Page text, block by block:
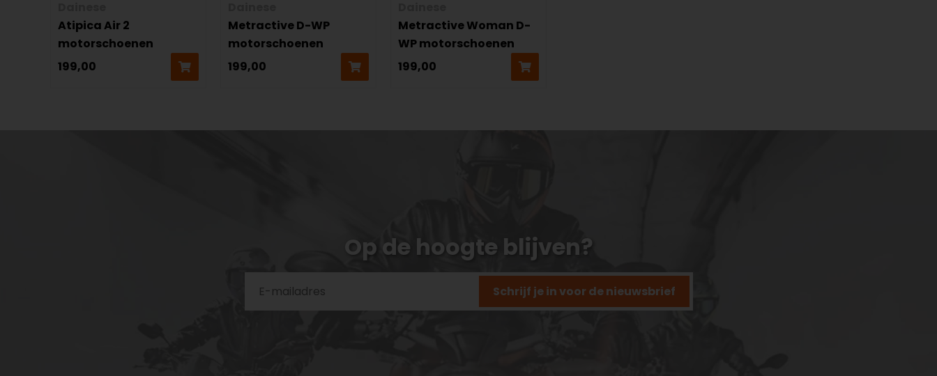
Atipica Air 2
motorschoenen
199,00
Metractive D-WP
motorschoenen
199,00
Metractive Woman D-
WP motorschoenen
199,00
Op de hoogte blijven?
Schrijf je in voor de nieuwsbrief